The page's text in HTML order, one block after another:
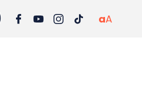
aA